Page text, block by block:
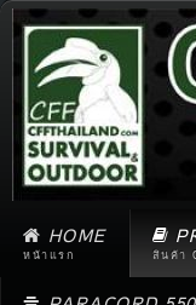
HOME
หน้าแรก สินค้า